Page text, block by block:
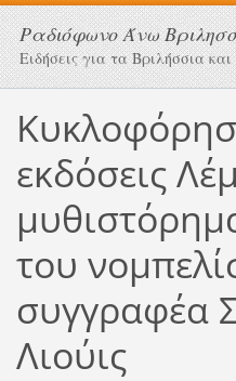
Ραδιόφωνο Άνω
Ειδήσεις για τα Βριλήσσια
εκδόσεις
του
συγγραφέα
Λιούις